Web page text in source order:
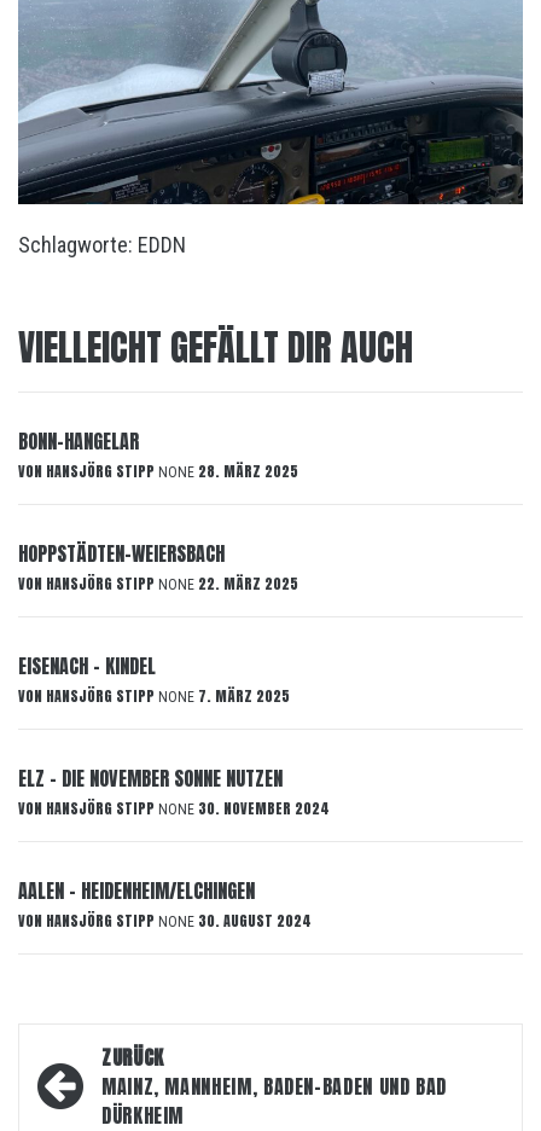
Schlagworte: EDDN
VIELLEICHT GEFÄLLT DIR AUCH
BONN-HANGELAR
VON HANSJÖRG STIPP NONE 28. MÄRZ 2025
HOPPSTÄDTEN-WEIERSBACH
VON HANSJÖRG STIPP NONE 22. MÄRZ 2025
EISENACH – KINDEL
VON HANSJÖRG STIPP NONE 7. MÄRZ 2025
ELZ – DIE NOVEMBER SONNE NUTZEN
VON HANSJÖRG STIPP NONE 30. NOVEMBER 2024
AALEN – HEIDENHEIM/ELCHINGEN
VON HANSJÖRG STIPP NONE 30. AUGUST 2024
Beitragsnavigation
ZURÜCK
MAINZ, MANNHEIM, BADEN-BADEN UND BAD
DÜRKHEIM